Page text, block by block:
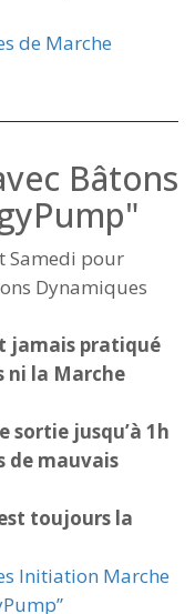
de Marche
Bâtons
Samedi pour
Dynamiques
jamais pratiqué
ni la Marche
sortie jusqu’à 1h
de mauvais
toujours la
Initiation Marche